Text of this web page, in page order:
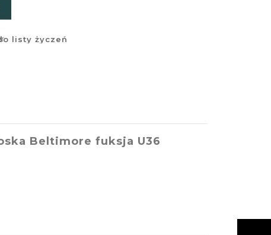
listy życzeń
Beltimore fuksja U36